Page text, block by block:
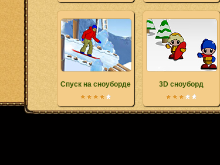
Спуск на сноуборде 3D сноуборд